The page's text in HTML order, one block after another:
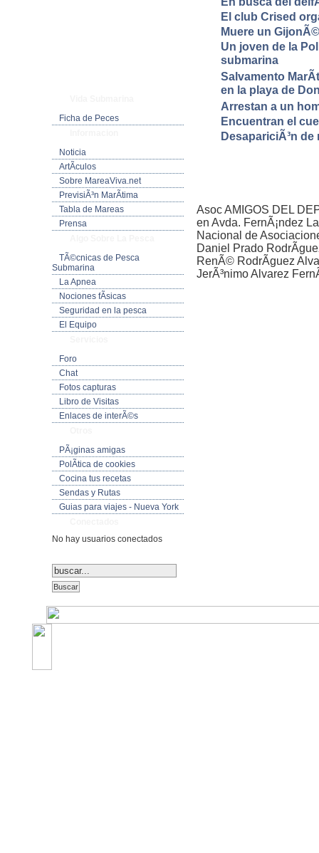
Ficha de Peces
Noticia
ArtÃ­culos
Sobre MareaViva.net
PrevisiÃ³n MarÃ­tima
Tabla de Mareas
Prensa
TÃ©cnicas de Pesca
Submarina
La Apnea
Nociones fÃ­sicas
Seguridad en la pesca
El Equipo
Foro
Chat
Fotos capturas
Libro de Visitas
Enlaces de interÃ©s
PÃ¡ginas amigas
PolÃ­tica de cookies
Cocina tus recetas
Sendas y Rutas
Guias para viajes - Nueva York
No hay usuarios conectados
El club Crised
Muere un
Un joven de la
submarina
Salvamento
en la playa de
Arrestan a un
Encuentran el
DesapariciÃ³n
Asoc AMIGOS DEL
en Avda. FernÃ¡ndez
Nacional de
Daniel Prado
RenÃ© RodrÃ­guez
JerÃ³nimo Alvarez